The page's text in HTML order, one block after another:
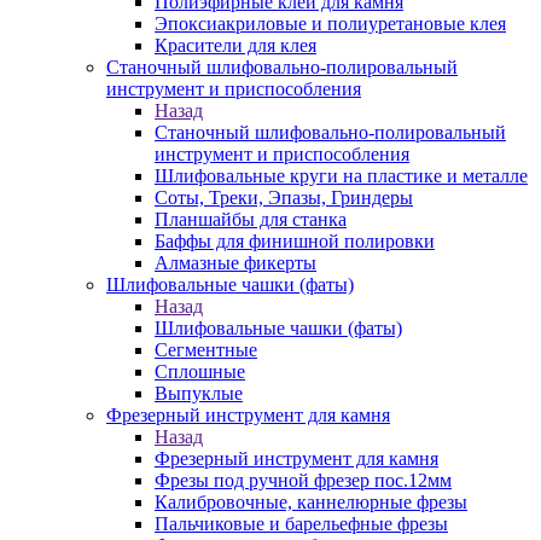
Эпоксиакриловые и полиуретановые клея
Красители для клея
Станочный шлифовально-полировальный
инструмент и приспособления
Назад
Станочный шлифовально-полировальный
инструмент и приспособления
Шлифовальные круги на пластике и металле
Соты, Треки, Эпазы, Гриндеры
Планшайбы для станка
Баффы для финишной полировки
Алмазные фикерты
Шлифовальные чашки (фаты)
Назад
Шлифовальные чашки (фаты)
Сегментные
Сплошные
Выпуклые
Фрезерный инструмент для камня
Назад
Фрезерный инструмент для камня
Фрезы под ручной фрезер пос.12мм
Калибровочные, каннелюрные фрезы
Пальчиковые и барельефные фрезы